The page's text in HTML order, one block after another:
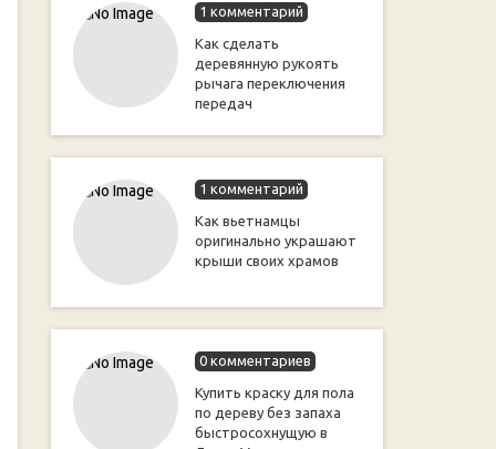
1 комментарий
Как сделать
деревянную рукоять
рычага переключения
передач
1 комментарий
Как вьетнамцы
оригинально украшают
крыши своих храмов
0 комментариев
Купить краску для пола
по дереву без запаха
быстросохнущую в